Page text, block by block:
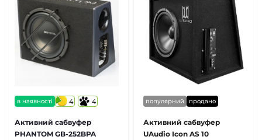
в наявності 4 4
Активний сабвуфер
PHANTOM GB-252BPA
популярний продано
Активний сабвуфер
UAudio Icon AS 10